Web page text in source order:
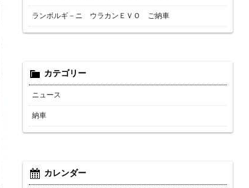
ランボルギ－ニ ウラカンＥＶＯ ご納車
カテゴリー
ニュース
納車
カレンダー